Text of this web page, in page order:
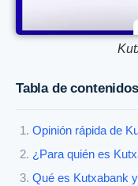
Tabla de contenidos
Opinión rápida de
¿Para quién es
Qué es Kutxabank